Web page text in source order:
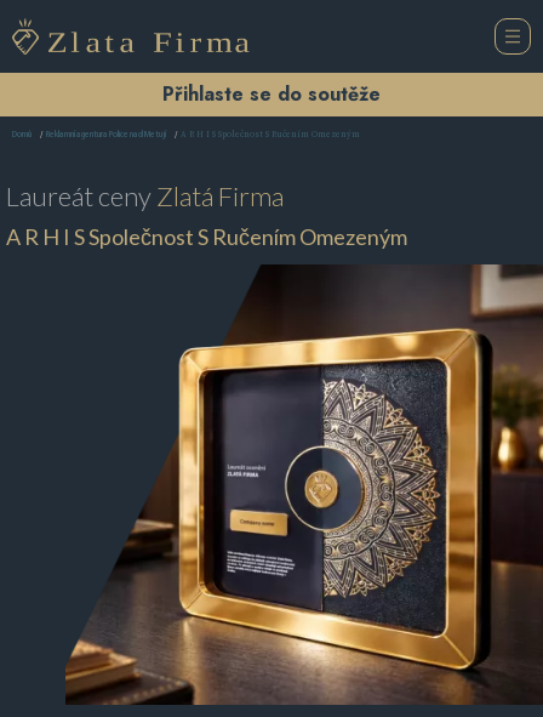
Přihlaste se do soutěže
Domů Reklamní agentura Police nad Metují A R H I S Společnost S Ručením Omezeným
Laureát cenyZlatá Firma
A R H I S Společnost S Ručením Omezeným